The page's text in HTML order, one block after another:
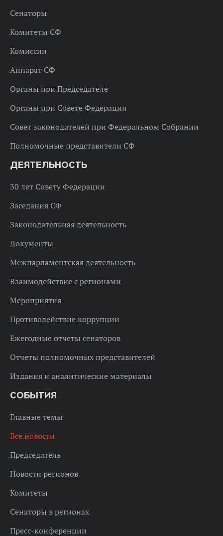
Сенаторы
Комитеты СФ
Комиссии
Аппарат СФ
Органы при Председателе
Органы при Совете Федерации
Совет законодателей при Федеральном Собрании
Полномочные представители СФ
ДЕЯТЕЛЬНОСТЬ
30 лет Совету Федерации
Заседания СФ
Законодательная деятельность
Документы
Межпарламентская деятельность
Взаимодействие с регионами
Мероприятия
Противодействие коррупции
Ежегодные отчеты сенаторов
Отчеты полномочных представителей
Издания и аналитические материалы
СОБЫТИЯ
Главные темы
Все новости
Председатель
Новости регионов
Комитеты
Сенаторы в регионах
Пресс-конференции